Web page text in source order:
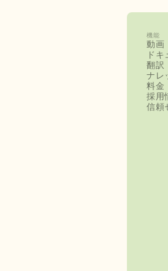
機能
動画
ドキ
翻訳
ナレ
料金
採用
信頼